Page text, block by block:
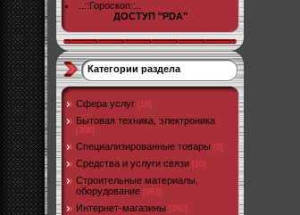
..::Гороскоп::..
ДОСТУП "PDA"
Категории раздела
Cфера услуг [18]
Бытовая техника, электроника
[366]
Специализированные товары [0]
Средства и услуги связи [10]
Строительные материалы,
оборудование [983]
Интернет-магазины [280]